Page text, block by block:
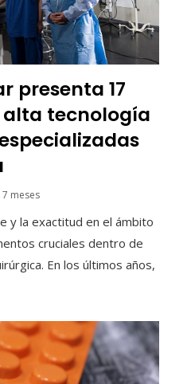
presenta 17
tecnología
7 meses
y la exactitud en el ámbito
cruciales dentro de
En los últimos años,